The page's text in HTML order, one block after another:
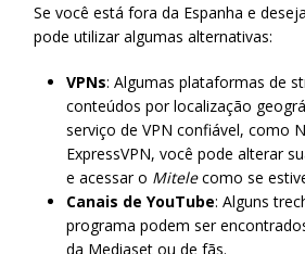
Se você está fora da Espanha e
pode utilizar algumas alternativas:
VPNs: Algumas plataformas de
conteúdos por localização
serviço de VPN confiável, como
ExpressVPN, você pode alterar
e acessar o Mitelecomo se
Canais de YouTube: Alguns
programa podem ser
da Mediaset ou de fãs.